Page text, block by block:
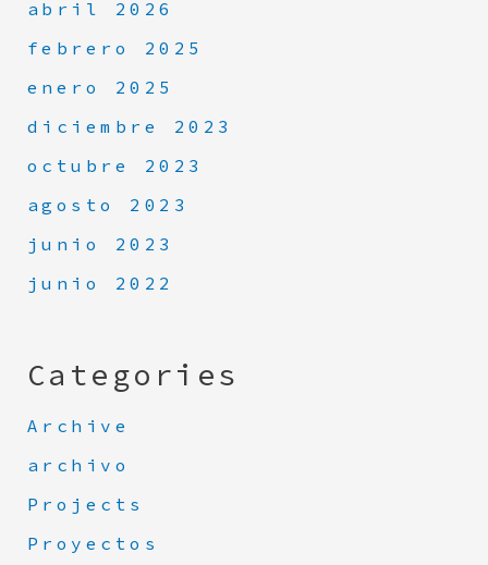
abril 2026
febrero 2025
enero 2025
diciembre 2023
octubre 2023
agosto 2023
junio 2023
junio 2022
Categories
Archive
archivo
Projects
Proyectos